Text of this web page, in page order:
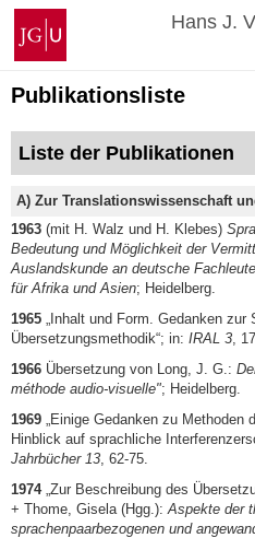
Zum
Inhalt
springen
Johannes
Gutenberg-
Universität
Mainz
Hans J.
Publikationsliste
Liste der Publikationen
A) Zur Translationswissenschaft
1963 (mit H. Walz und H. Klebes)
Bedeutung und Möglichkeit der
Auslandskunde an deutsche
für Afrika und Asien; Heidelberg.
1965 „Inhalt und Form. Gedanken zur
Übersetzungsmethodik“; in: IRAL 3 ,
1966 Übersetzung von Long, J. G.:
méthode audio-visuelle"; Heidelberg.
1969 „Einige Gedanken zu
Hinblick auf sprachliche
Jahrbücher 13 , 62-75.
1974„Zur Beschreibung des
+ Thome, Gisela (Hgg.): Aspekte der
sprachenpaarbezogenen und